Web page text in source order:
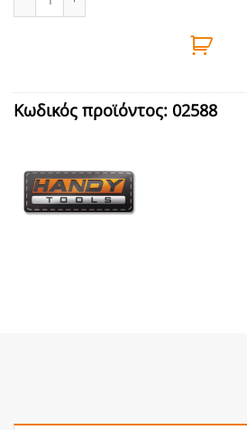
Κωδικός προϊόντος: 02588